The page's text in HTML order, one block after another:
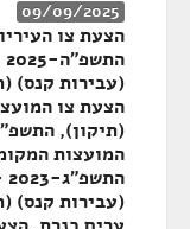
09/09/2025
הצעת צו
הצעת צו
המועצות